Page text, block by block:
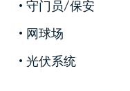
料，包括穆拉诺玻
物品。 '艺术和木板
守门员/保安
网球场
光伏系统